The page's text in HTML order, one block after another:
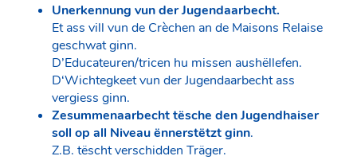
Unerkennung vun der Jugendaarbecht.
Et ass vill vun de Crèchen an de Maisons Relaise
geschwat ginn.
D’Educateuren/tricen hu missen aushëllefen.
D‘Wichtegkeet vun der Jugendaarbecht ass
vergiess ginn.
Zesummenaarbecht tësche den Jugendhaiser
soll op all Niveau ënnerstëtzt ginn.
Z.B. tëscht verschidden Träger.